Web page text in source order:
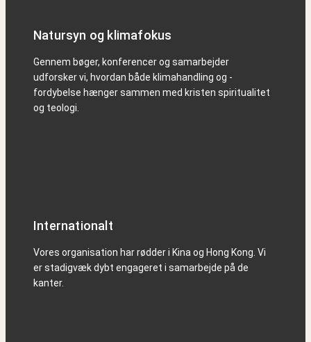
Natursyn og klimafokus
Gennem bøger, konferencer og samarbejder
udforsker vi, hvordan både klimahandling og -
fordybelse hænger sammen med kristen spiritualitet
og teologi.
Internationalt
Vores organisation har rødder i Kina og Hong Kong. Vi
er stadigvæk dybt engageret i samarbejde på de
kanter.